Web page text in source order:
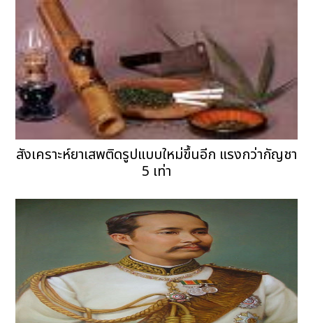
สังเคราะห์ยาเสพติดรูปแบบใหม่ขึ้นอีก แรงกว่ากัญชา
5 เท่า